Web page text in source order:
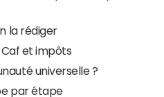
la rédiger
Caf et impôts
universelle ?
par étape